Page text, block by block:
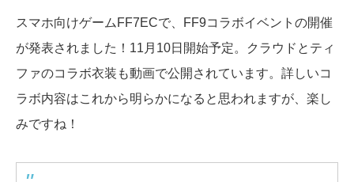
スマホ向けゲームFF7ECで、FF9コラボイベントの開催
が発表されました！11月10日開始予定。クラウドとティ
ファのコラボ衣装も動画で公開されています。詳しいコ
ラボ内容はこれから明らかになると思われますが、楽し
みですね！